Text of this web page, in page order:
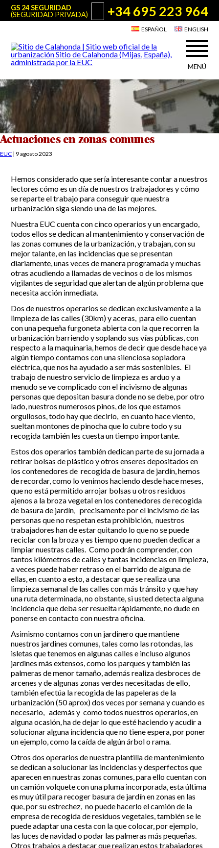
GS 24 SEGURIDAD
(SEGURIDAD PRIVADA)
+34 695 223 964
ESPAÑOL ENGLISH
MENÚ
Acerca de Sitio de Calahonda
Quiénes somos
Junta Directiva
Servicios de la EUC
Actas e Informes Anuales
Contactar
Actuaciones
Utilidades para Residentes y Visitantes
Transporte
El reciclado de nuestros residuos
Información sobre podas
Noticias
Teléfonos de interés
Incidencias
Incidencias
App Gecor
Contactar
OCIO Y CURIOSIDADES DE SITIO DE CALAHONDA
Historia de Sitio de Calahonda
Instalaciones y ocio
Club de Golf La Siesta
Centros Comerciales
La Iglesia de San Miguel
La Ermita de Calahonda
Parque España
Parque Europa
Parque Calahonda
Senda litoral Mijas
Ruta a pie
Ruta de árboles singulares
Parque Canino
Galería Fotográfica
Calahonda de noche
Centros comerciales
Iglesia de San Miguel
La Ermita de Calahonda
Parques de Sitio de Calahonda
Vivero de Calahonda
Revistas
Buscar:
©2026 E.U.C.
Sitio de Calahonda, Calle Monte Paraíso, 6, 29649 Mijas Costa.
NIF: G29178803.Todos los derechos reservados. Diseño y desarrollo:Jesse Naylor
Actuaciones en zonas comunes
EUC | 9 agosto 2023
Hemos considerado que sería interesante contar a nuestros
lectores cómo es un día de nuestros trabajadores y cómo
se reparte el trabajo para conseguir que nuestra
urbanización siga siendo una de las mejores.
Nuestra EUC cuenta con cinco operarios y un encargado,
todos ellos se dedican al mantenimiento y conservación de
las zonas comunes de la urbanización, y trabajan, con su
mejor talante, en las incidencias que se presentan
diariamente, unas veces de manera programada y muchas
otras acudiendo a llamadas de vecinos o de los mismos
vigilantes de seguridad que alertan de algún problema que
necesita acción inmediata.
Dos de nuestros operarios se dedican exclusivamente a la
limpieza de las calles (30km) y aceras, para ello cuentan
con una pequeña furgoneta abierta con la que recorren la
urbanización barriendo y soplando sus vías públicas, con
respecto a la maquinaria, hemos de decir que desde hace ya
algún tiempo contamos con una silenciosa sopladora
eléctrica, que nos ha ayudado a ser más sostenibles. El
trabajo de nuestro servicio de limpieza es arduo y a
menudo se ve complicado con el incivismo de algunas
personas que depositan basura donde no se debe, por otro
lado, nuestros numerosos pinos, de los que estamos
orgullosos, todo hay que decirlo, en cuanto hace viento,
sueltan montones de pinocha que lo cubre todo y su
recogida también les cuesta un tiempo importante.
Estos dos operarios también dedican parte de su jornada a
retirar bolsas de plástico y otros enseres depositados en
los contenedores de recogida de basura de jardín, hemos
de recordar, como lo venimos haciendo desde hace meses,
que no está permitido arrojar bolsas u otros residuos
ajenos a la broza vegetal en los contenedores de recogida
de basura de jardín
precisamente por el incivismo de las
personas que no respetan esta prohibición, nuestros
trabajadores han de estar quitando lo que no se puede
reciclar con la broza y es tiempo que no pueden dedicar a
limpiar nuestras calles. Como podrán comprender, con
tantos kilómetros de calles y tantas incidencias en limpieza,
a veces puede haber retraso en el barrido de alguna de
ellas, en cuanto a esto, a destacar que se realiza una
limpieza semanal de las calles con más tránsito y que hay
una ruta determinada, no obstante, si usted detecta alguna
incidencia que deba ser resuelta rápidamente, no dude en
ponerse en contacto con nuestra oficina.
Asimismo contamos con un jardinero que mantiene
nuestros jardines comunes, tales como las rotondas, las
isletas que tenemos en algunas calles e incluso algunos
jardines más extensos, como los parques y también las
palmeras de menor tamaño, además realiza desbroces de
arcenes y de algunas zonas verdes necesitadas de ello,
también efectúa la recogida de las papeleras de la
urbanización (50 aprox) dos veces por semana y cuando es
necesario, además y como todos nuestros operarios, en
alguna ocasión, ha de dejar lo que esté haciendo y acudir a
solucionar alguna incidencia que no tiene espera, por poner
un ejemplo, como la caída de algún árbol o rama.
Otros dos operarios de nuestra plantilla de mantenimiento
se dedican a solucionar las incidencias y desperfectos que
aparecen en nuestras zonas comunes, para ello cuentan con
un camión volquete con una pluma incorporada, esta última
es muy útil para recoger basura de jardín en zonas en las
que, por su estrechez, no puede hacerlo el camión de la
empresa de recogida de residuos vegetales, también se le
puede adaptar una cesta con la que colocar, por ejemplo,
las luces de navidad o podar las palmeras más pequeñas.
Otros trabajos a destacar que realizan estos trabajadores